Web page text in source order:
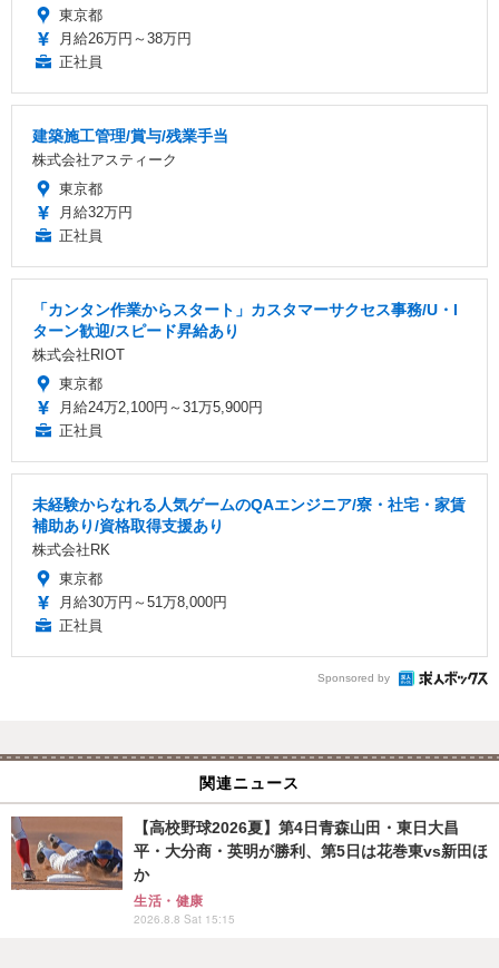
東京都
月給26万円～38万円
正社員
建築施工管理/賞与/残業手当
株式会社アスティーク
東京都
月給32万円
正社員
「カンタン作業からスタート」カスタマーサクセス事務/U・I
ターン歓迎/スピード昇給あり
株式会社RIOT
東京都
月給24万2,100円～31万5,900円
正社員
未経験からなれる人気ゲームのQAエンジニア/寮・社宅・家賃
補助あり/資格取得支援あり
株式会社RK
東京都
月給30万円～51万8,000円
正社員
Sponsored by
関連ニュース
【高校野球2026夏】第4日青森山田・東日大昌
平・大分商・英明が勝利、第5日は花巻東vs新田ほ
か
生活・健康
2026.8.8 Sat 15:15